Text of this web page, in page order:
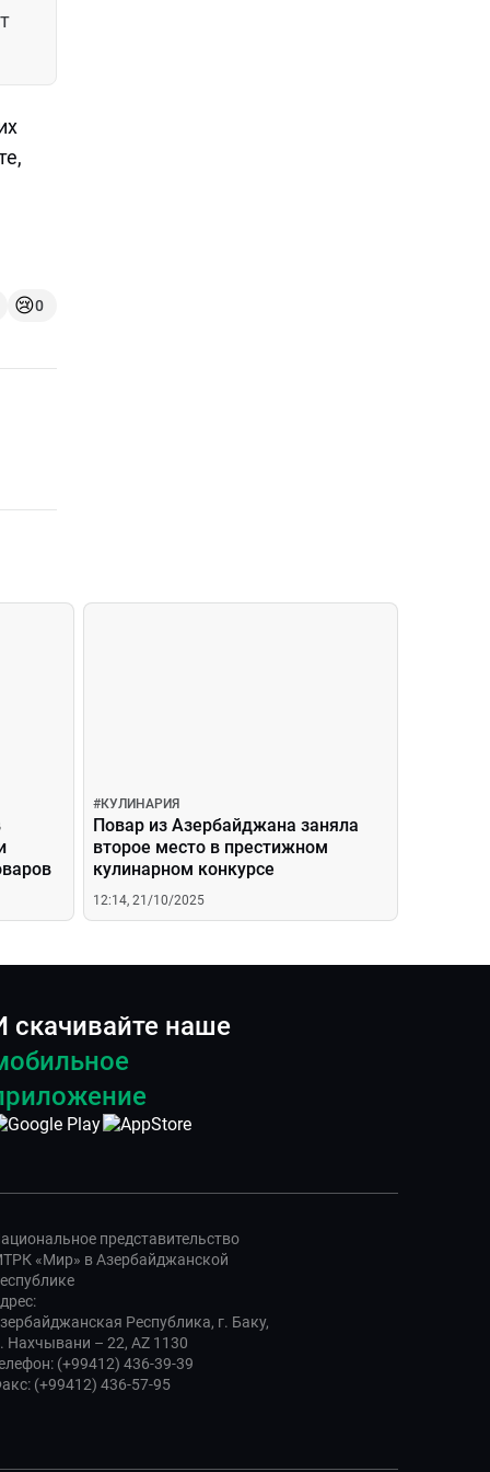
😢0
#КУЛИНАРИЯ
Повар из Азербайджана заняла
второе место в престижном
кулинарном конкурсе
12:14, 21/10/2025
скачивайте наше
представительство
«Мир» в Азербайджанской
Республика, г. Баку,
Нахчывани – 22, AZ 1130
(+99412) 436-39-39
(+99412) 436-57-95